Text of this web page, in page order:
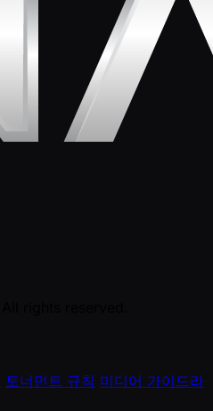
토너먼트 규칙 미디어 가이드라